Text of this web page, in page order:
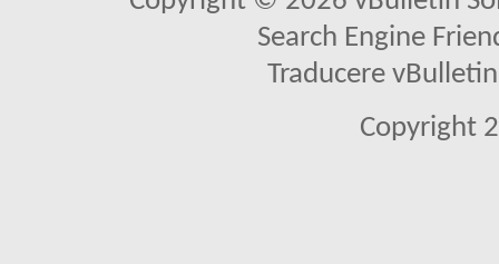
Search Engine
Traducere
Copyright